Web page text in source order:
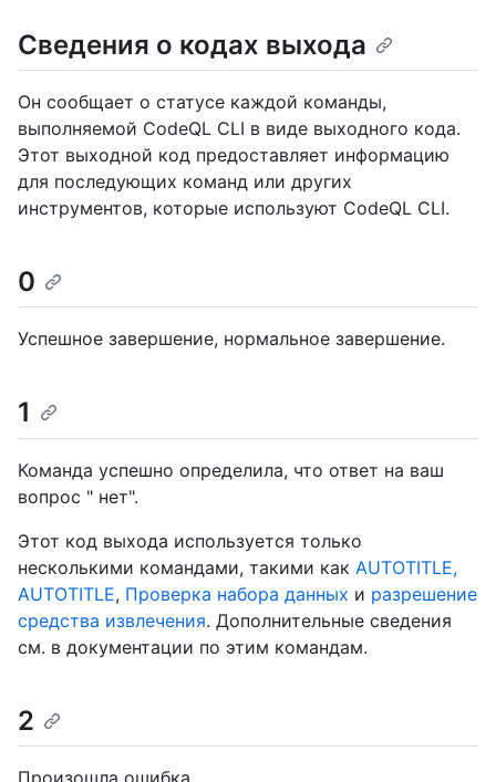
Сведения о кодах выхода
Он сообщает о статусе каждой команды,
выполняемой CodeQL CLI в виде выходного кода.
Этот выходной код предоставляет информацию
для последующих команд или других
инструментов, которые используют CodeQL CLI.
0
Успешное завершение, нормальное завершение.
1
Команда успешно определила, что ответ на ваш
вопрос " нет".
Этот код выхода используется только
несколькими командами, такими как AUTOTITLE,
AUTOTITLE, Проверка набора данных и разрешение
средства извлечения. Дополнительные сведения
см. в документации по этим командам.
2
Произошла ошибка.